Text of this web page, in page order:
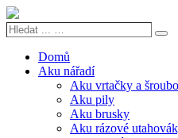
Hledat
Domů
Aku nářadí
Aku vrtačky a
Aku pily
Aku brusky
Aku rázové